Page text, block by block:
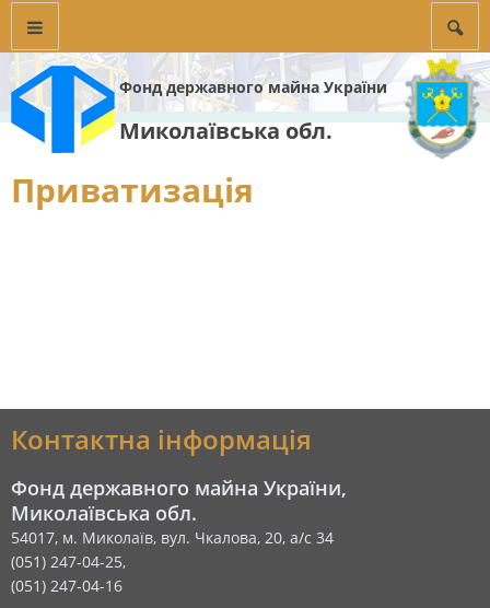
Фонд державного майна України
Миколаївська обл.
Приватизація
Контактна інформація
Фонд державного майна України,
Миколаївська обл.
54017, м. Миколаїв, вул. Чкалова, 20, а/с 34
(051) 247-04-25,
(051) 247-04-16